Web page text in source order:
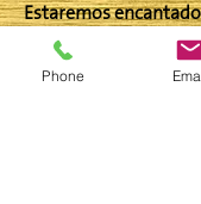
Estaremos
en este proceso.
“Que este paso
Phone